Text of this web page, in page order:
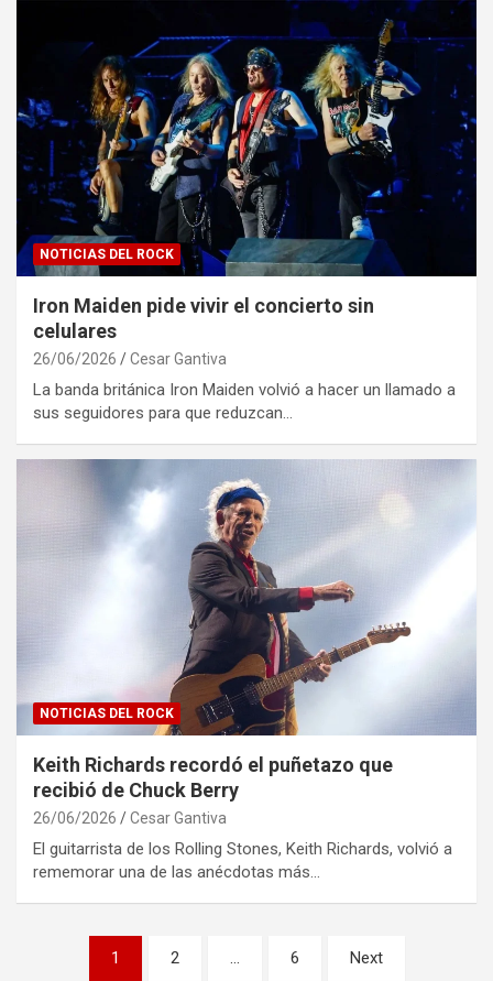
NOTICIAS DEL ROCK
Iron Maiden pide vivir el concierto sin
celulares
26/06/2026 Cesar Gantiva
La banda británica Iron Maiden volvió a hacer un llamado a
sus seguidores para que reduzcan…
NOTICIAS DEL ROCK
Keith Richards recordó el puñetazo que
recibió de Chuck Berry
26/06/2026 Cesar Gantiva
El guitarrista de los Rolling Stones, Keith Richards, volvió a
rememorar una de las anécdotas más…
Paginación
1 2 … 6 Next